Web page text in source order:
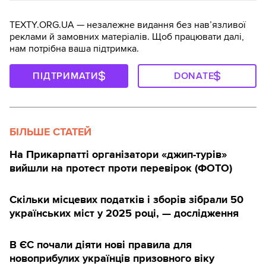
TEXTY.ORG.UA — незалежне видання без навʼязливої
реклами й замовних матеріалів. Щоб працювати далі,
нам потрібна ваша підтримка.
ПІДТРИМАТИ DONATE
БІЛЬШЕ СТАТЕЙ
На Прикарпатті організатори «джип-турів»
вийшли на протест проти перевірок (ФОТО)
Скільки місцевих податків і зборів зібрали 50
українських міст у 2025 році, — дослідження
В ЄС почали діяти нові правила для
новоприбулих українців призовного віку